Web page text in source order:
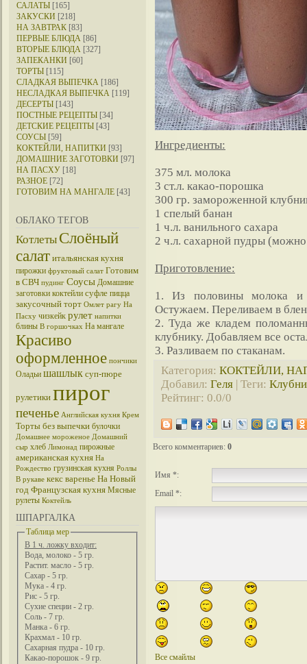
САЛАТЫ [165]
ЗАКУСКИ [218]
НА ЗАВТРАК [83]
ПЕРВЫЕ БЛЮДА [86]
ВТОРЫЕ БЛЮДА [327]
ЗАПЕКАНКИ [60]
ТОРТЫ [115]
СЛАДКАЯ ВЫПЕЧКА [186]
НЕСЛАДКАЯ ВЫПЕЧКА [119]
ДЕСЕРТЫ [143]
ПОСТНЫЕ РЕЦЕПТЫ [34]
ДЕТСКИЕ РЕЦЕПТЫ [43]
СОУСЫ [59]
КОКТЕЙЛИ, НАПИТКИ [93]
ДОМАШНИЕ ЗАГОТОВКИ [97]
НА ПАСХУ [18]
РАЗНОЕ [72]
ГОТОВИМ НА МАНГАЛЕ [43]
ОБЛАКО ТЕГОВ
Котлеты Слоёный
салат итальянская кухня
пирожки фруктовый салат Готовим
в СВЧ пудинг Соусы Домашние
заготовки коктейли суфле пицца
закусочный торт Омлет рагу На
Пасху чизкейк рулет напитки
блины В горшочках На мангале
Красиво
оформленное пончики
Оладьи шашлык суп-пюре
рулетики пирог
печенье Английская кухня Крем
Торты без выпечки булочки
Домашнее мороженое Домашний
сыр хлеб Лимонад пирожные
американская кухня На
Рождество грузинская кухня Роллы
В рукаве кекс варенье На Новый
год Французская кухня Мясные
рулеты Коктейль
ШПАРГАЛКА
Таблица мер
В 1 ч. ложку входит:
Вода, молоко - 5 гр.
Растит. масло - 5 гр.
Сахар - 5 гр.
Мука - 4 гр.
Рис - 5 гр.
Сухие специи - 2 гр.
Соль - 7 гр.
Манка - 6 гр.
Крахмал - 10 гр.
Сахарная пудра - 10 гр.
Какао-порошок - 9 гр.
Ингредиенты:
375 мл. молока
3 ст.л. какао-порошка
300 гр. замороженной
1 спелый банан
1 ч.л. ванильного сахара
2 ч.л. сахарной пудры
Приготовление:
1. Из половины молока и
Остужаем. Переливаем в
2. Туда же кладем
клубнику. Добавляем все
3. Разливаем по стаканам.
Категория: КОКТЕЙЛИ,
Добавил: Геля | Теги:
Рейтинг: 0.0/0
Всего комментариев: 0
Имя *:
Email *:
Все смайлы